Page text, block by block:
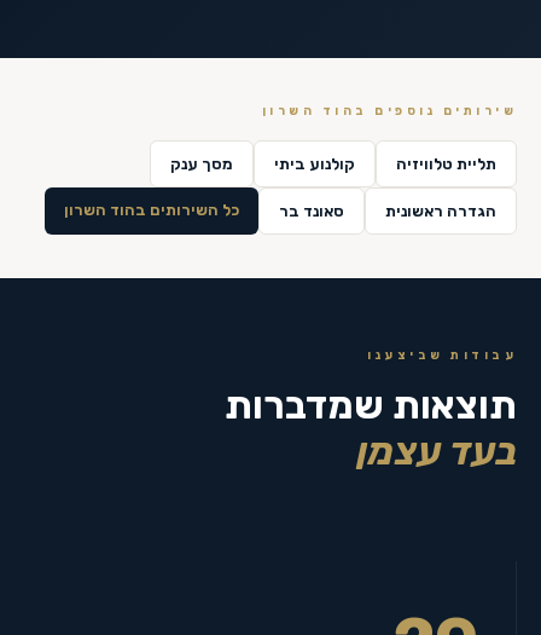
שירותים נוספים ב הוד השרון
תליית טלוויזיה קולנוע ביתי מסך ענק
הגדרה ראשונית סאונד בר כל השירותים בהוד השרון
עבודות שביצענו
תוצאות שמדברות
בעד עצמן